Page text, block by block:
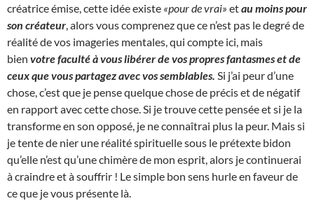
créatrice émise, cette idée existe «pour de vrai» etau moins pour
son créateur , alors vous comprenez que ce n’est pas le degré de
réalité de vos imageries mentales, qui compte ici, mais
bien votre faculté à vous libérer de vos propres fantasmes et de
ceux que vous partagez avec vos semblables. Si j’ai peur d’une
chose, c’est que je pense quelque chose de précis et de négatif
en rapport avec cette chose. Si je trouve cette pensée et si je la
transforme en son opposé, je ne connaîtrai plus la peur. Mais si
je tente de nier une réalité spirituelle sous le prétexte bidon
qu’elle n’est qu’une chimère de mon esprit, alors je continuerai
à craindre et à souffrir ! Le simple bon sens hurle en faveur de
ce que je vous présente là.